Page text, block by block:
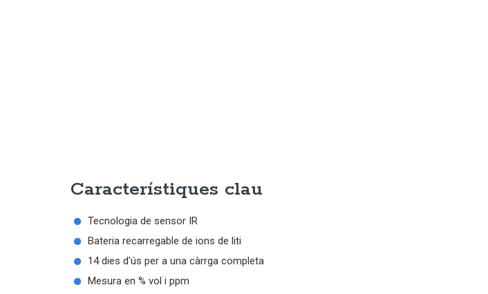
Característiques clau
Tecnologia de sensor IR
Bateria recarregable de ions de liti
14 dies d'ús per a una càrrga completa
Mesura en % vol i ppm